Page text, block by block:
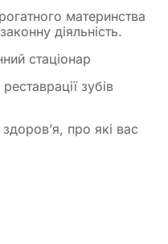
материнства
діяльність.
стаціонар
зубів
про які вас